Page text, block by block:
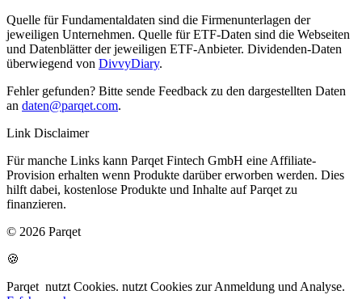
Quelle für Fundamentaldaten sind die Firmenunterlagen der
jeweiligen Unternehmen. Quelle für ETF-Daten sind die Webseiten
und Datenblätter der jeweiligen ETF-Anbieter. Dividenden-Daten
überwiegend von DivvyDiary.
Fehler gefunden? Bitte sende Feedback zu den dargestellten Daten
an daten@parqet.com.
Link Disclaimer
Für manche Links kann Parqet Fintech GmbH eine Affiliate-
Provision erhalten wenn Produkte darüber erworben werden. Dies
hilft dabei, kostenlose Produkte und Inhalte auf Parqet zu
finanzieren.
© 2026 Parqet
🍪
Parqet nutzt Cookies. nutzt Cookies zur Anmeldung und Analyse.